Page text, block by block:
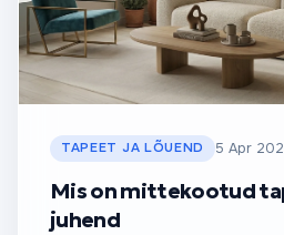
TAPEET JA LÕUEND 5 Apr
Mis on mittekootud
juhend